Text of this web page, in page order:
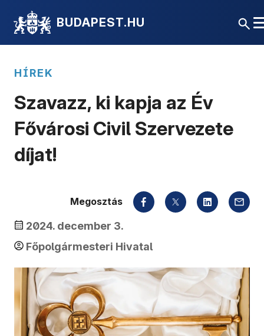
BUDAPEST.HU
HÍREK
Szavazz, ki kapja az Év
Fővárosi Civil Szervezete
díjat!
2024. december 3.
Főpolgármesteri Hivatal
Megosztás